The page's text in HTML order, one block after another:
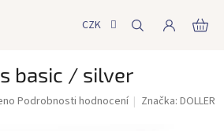
CZK
basic / silver
Podrobnosti hodnocení Značka:DOLLER